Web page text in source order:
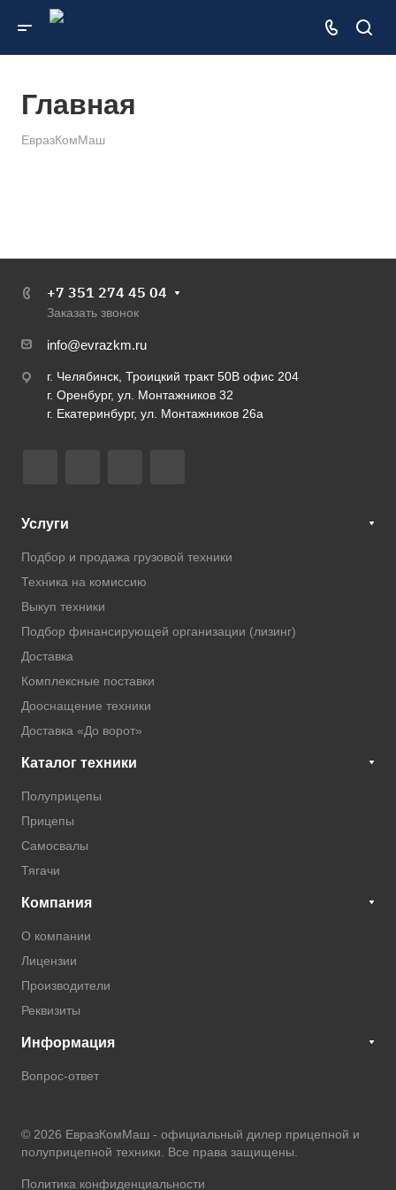
Главная
ЕвразКомМаш
+7 351 274 45 04
Заказать звонок
info@evrazkm.ru
г. Челябинск, Троицкий тракт 50В офис 204
г. Оренбург, ул. Монтажников 32
г. Екатеринбург, ул. Монтажников 26а
Услуги
Подбор и продажа грузовой техники
Техника на комиссию
Выкуп техники
Подбор финансирующей организации (лизинг)
Доставка
Комплексные поставки
Дооснащение техники
Доставка «До ворот»
Каталог техники
Полуприцепы
Прицепы
Самосвалы
Тягачи
Компания
О компании
Лицензии
Производители
Реквизиты
Информация
Вопрос-ответ
© 2026 ЕвразКомМаш - официальный дилер прицепной и
полуприцепной техники . Все права защищены.
Политика конфиденциальности